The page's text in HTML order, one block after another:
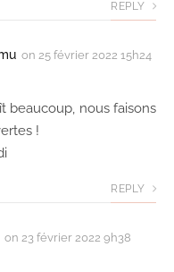
REPLY
on 25 février 2022 15h24
beaucoup, nous faisons
!
REPLY
on 23 février 2022 9h38